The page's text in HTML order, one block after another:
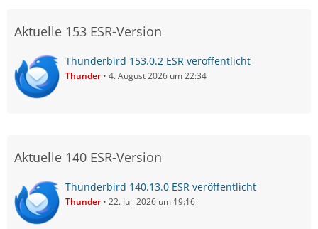
Aktuelle 153 ESR-Version
Thunderbird 153.0.2 ESR veröffentlicht
Thunder 4. August 2026 um 22:34
Aktuelle 140 ESR-Version
Thunderbird 140.13.0 ESR veröffentlicht
Thunder 22. Juli 2026 um 19:16